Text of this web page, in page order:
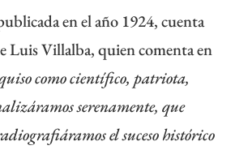
en el año 1924, cuenta
Luis Villalba, quien comenta en
como científico, patriota,
serenamente, que
el suceso histórico